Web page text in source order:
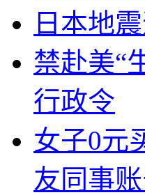
日本地
禁赴美“
行政令
女子0元
友同事